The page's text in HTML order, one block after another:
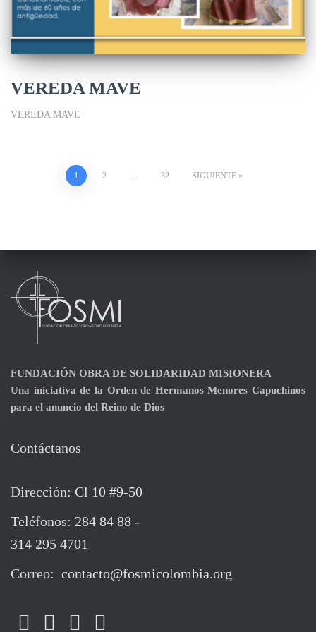
VEREDA MAVE
VEREDA MAVE
1 2 32 SIGUIENTE
FUNDACIÓN OBRA DE SOLIDARIDAD MISIONERA
Una iniciativa de la Orden de Hermanos Menores Capuchinos
para el anuncio del Reino de Dios
Contáctanos
Dirección: Cl 10 #9-50
Teléfonos: 284 84 88 -
314 295 4701
Correo: contacto@fosmicolombia.org